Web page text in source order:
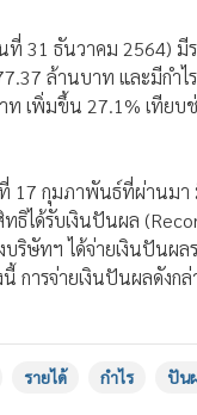
31 ธันวาคม 2564) มี
ล้านบาท และมีก
เพิ่มขึ้น 27.1% เทียบ
17 กุมภาพันธ์ที่ผ่านม
ได้รับเงินปันผล
ทฯ ได้จ่ายเงินปันผลร
การจ่ายเงินปันผลดัง
รายได้ กำไร ปัน